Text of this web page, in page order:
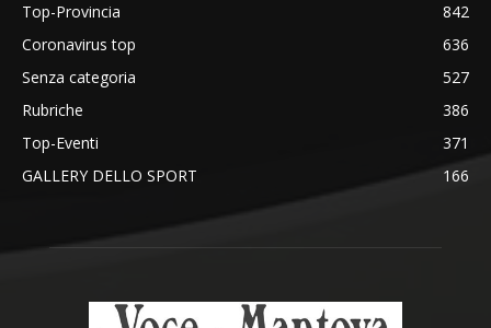
Top-Provincia
842
Coronavirus top
636
Senza categoria
527
Rubriche
386
Top-Eventi
371
GALLERY DELLO SPORT
166